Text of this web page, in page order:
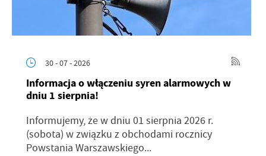
30 - 07 - 2026
Informacja o włączeniu syren alarmowych w
dniu 1 sierpnia!
Informujemy, że w dniu 01 sierpnia 2026 r.
(sobota) w związku z obchodami rocznicy
Powstania Warszawskiego...